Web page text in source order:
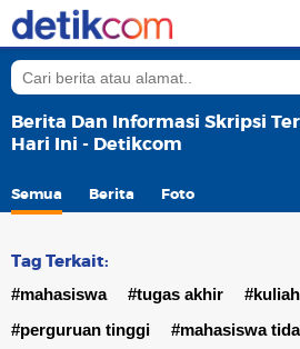
Berita Dan Informasi Skripsi
Hari Ini - Detikcom
Semua Berita Foto
Tag Terkait:
#mahasiswa #tugas akhir #kuliah
#perguruan tinggi
#mahasiswa